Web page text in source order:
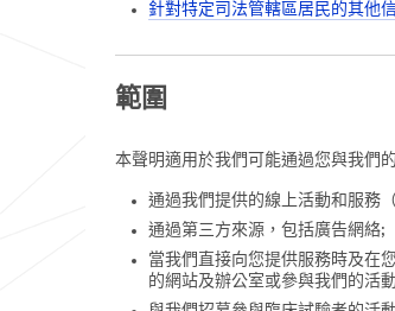
針對特定司法管轄區居民的其他
範圍
本聲明適用於我們可能通過您與我們
通過我們提供的線上活動和服務
通過第三方來源，包括廣告網絡;
當我們直接向您提供服務時及在
的網站及辦公室或參與我們的活